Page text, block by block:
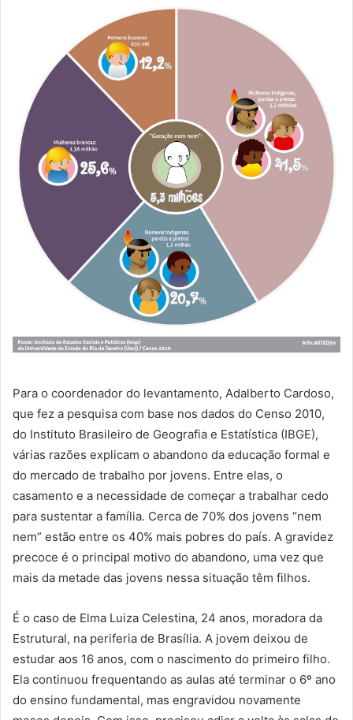
Para o coordenador do levantamento, Adalberto Cardoso,
que fez a pesquisa com base nos dados do Censo 2010,
do Instituto Brasileiro de Geografia e Estatística (IBGE),
várias razões explicam o abandono da educação formal e
do mercado de trabalho por jovens. Entre elas, o
casamento e a necessidade de começar a trabalhar cedo
para sustentar a família. Cerca de 70% dos jovens “nem
nem” estão entre os 40% mais pobres do país. A gravidez
precoce é o principal motivo do abandono, uma vez que
mais da metade das jovens nessa situação têm filhos.
É o caso de Elma Luiza Celestina, 24 anos, moradora da
Estrutural, na periferia de Brasília. A jovem deixou de
estudar aos 16 anos, com o nascimento do primeiro filho.
Ela continuou frequentando as aulas até terminar o 6º ano
do ensino fundamental, mas engravidou novamente